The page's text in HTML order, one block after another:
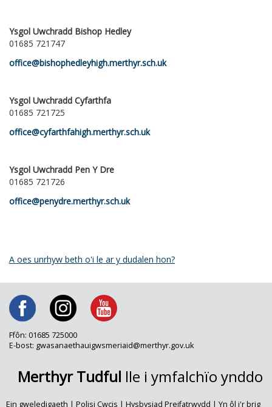
Ysgol Uwchradd Bishop Hedley
01685 721747
office@bishophedleyhigh.merthyr.sch.uk
Ysgol Uwchradd Cyfarthfa
01685 721725
office@cyfarthfahigh.merthyr.sch.uk
Ysgol Uwchradd Pen Y Dre
01685 721726
office@penydre.merthyr.sch.uk
A oes unrhyw beth o'i le ar y dudalen hon?
Ffôn: 01685 725000
E-bost: gwasanaethauigwsmeriaid@merthyr.gov.uk
Merthyr Tudful lle i ymfalchïo ynddo
Ein gweledigaeth | Polisi Cwcis | Hysbysiad Preifatrwydd | Yn ôl i'r brig